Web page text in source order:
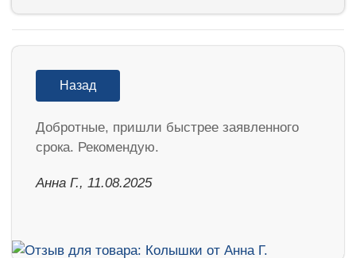
Назад
Добротные, пришли быстрее заявленного
срока. Рекомендую.
Анна Г., 11.08.2025